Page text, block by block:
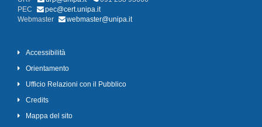
PEC
pec@cert.unipa.it
Webmaster
webmaster@unipa.it
Accessibilità
Orientamento
Ufficio Relazioni con il Pubblico
Credits
Mappa del sito